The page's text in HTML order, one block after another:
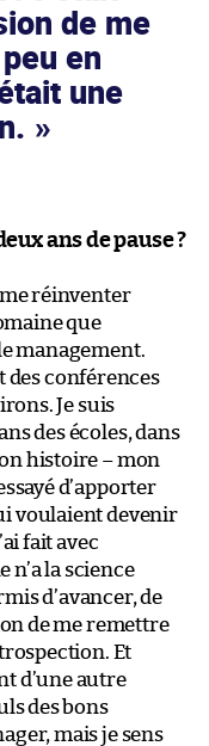
de me
en
une
ans de pause ?
me réinventer
que
management.
des conférences
Je suis
des écoles, dans
histoire – mon
d’apporter
voulaient devenir
fait avec
n’a la science
d’avancer, de
de me remettre
Et
d’une autre
des bons
mais je sens